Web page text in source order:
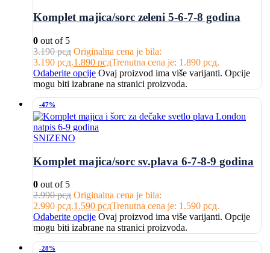
Komplet majica/sorc zeleni 5-6-7-8 godina
0 out of 5
3.190рсд Originalna cena je bila:
3.190 рсд.1.890 рсдTrenutna cena je: 1.890 рсд.
Odaberite opcije Ovaj proizvod ima više varijanti. Opcije
mogu biti izabrane na stranici proizvoda.
-47%
SNIZENO
Komplet majica/sorc sv.plava 6-7-8-9 godina
0 out of 5
2.990рсд Originalna cena je bila:
2.990 рсд.1.590 рсдTrenutna cena je: 1.590 рсд.
Odaberite opcije Ovaj proizvod ima više varijanti. Opcije
mogu biti izabrane na stranici proizvoda.
-28%